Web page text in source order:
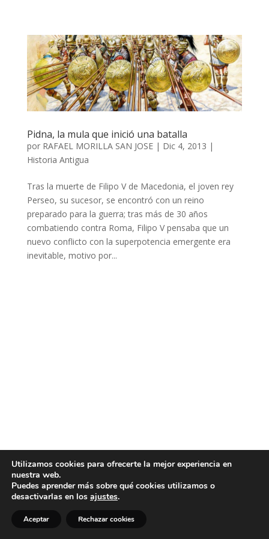
Pidna, la mula que inició una batalla
por RAFAEL MORILLA SAN JOSE| Dic 4, 2013 |
Historia Antigua
Tras la muerte de Filipo V de Macedonia, el joven rey
Perseo, su sucesor, se encontró con un reino
preparado para la guerra; tras más de 30 años
combatiendo contra Roma, Filipo V pensaba que un
nuevo conflicto con la superpotencia emergente era
inevitable, motivo por...
Utilizamos cookies para ofrecerte la mejor experiencia en
nuestra web.
Puedes aprender más sobre qué cookies utilizamos o
desactivarlas en los ajustes.
Aceptar Rechazar cookies